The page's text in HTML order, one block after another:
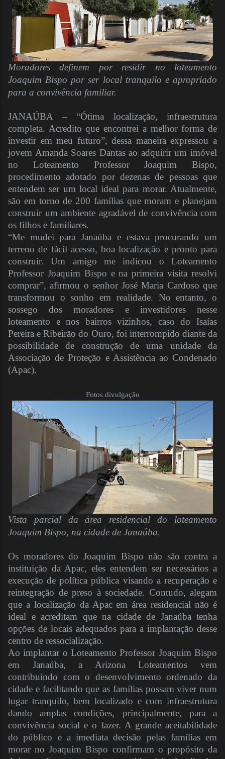
Moradores definem por residir no loteamento
Joaquim Bispo por ser local tranquilo e apropriado
para a convivência familiar.
JANAÚBA – “Ótima localização, infraestrutura
completa. Acredito que encontrei a melhor forma de
investir em meu futuro”, dessa maneira expressou a
jovem Amanda Soares Dantas ao adquirir um imóvel
no Loteamento Professor Joaquim Bispo,
procedimento adotado por dezenas de pessoas que
entendem ser um local ideal para morar. Atualmente,
são em torno de 200 famílias que moram e planejam
construir um ambiente agradável de convivência com
os filhos e familiares.
“Me mudei para Janaúba e estava procurando um
terreno de fácil acesso, boa localização e pronto para
construir. Um amigo me indicou o Loteamento
Professor Joaquim Bispo e na primeira visita resolvi
comprar”, afirmou o senhor José Maria Cardoso que
transformou o sonho em realidade. No entanto, o
sossego dos moradores e investidores nesse
loteamento e nos bairros vizinhos, caso do Isaías
Pereira e Ribeirão do Ouro, foi interrompido diante da
possibilidade de construção de uma unidade da
Associação de Proteção e Assistência ao Condenado
(Apac).
Fotos divulgação
Vista parcial da área residencial do loteamento
Joaquim Bispo, na cidade de Janaúba.
Os moradores do Joaquim Bispo não são contra a
instituição da Apac, eles entendem ser necessários a
execução de política pública visando a recuperação e
reintegração de preso à sociedade. Contudo, alegam
que a localização da Apac em área residencial não é
ideal e acreditam que na cidade de Janaúba tenha
opções de locais adequados para a implantação desse
centro de ressocialização.
Ao implantar o Loteamento Professor Joaquim Bispo
em Janaúba, a Arizona Loteamentos vem
contribuindo com o desenvolvimento ordenado da
cidade e facilitando que as famílias possam viver num
lugar tranquilo, bem localizado e com infraestrutura
dando amplas condições, principalmente, para a
convivência social e o lazer. A grande aceitabilidade
do público e a imediata decisão pelas famílias em
morar no Joaquim Bispo confirmam o propósito da